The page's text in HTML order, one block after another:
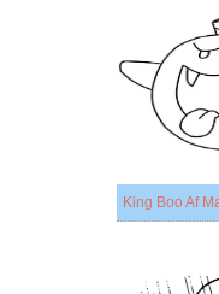
King Boo Af